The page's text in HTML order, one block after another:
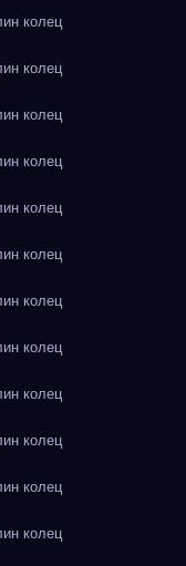
колец
колец
колец
колец
колец
колец
колец
колец
колец
колец
колец
колец